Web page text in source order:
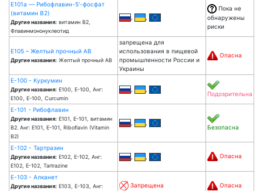
E101a — Рибофлавин-5'-фосфат
(витамин B2)
Другие названия: витамин B2,
Флавинмононуклеотид
Пока не
обнаружены
риски
E105 – Желтый прочный AB
Другие названия: Желтый прочный АВ
запрещена для
использования в пищевой
промышленности России и
Украины
Опасна
Е-100 - Куркумин
Другие названия: Е100, Е-100, Анг:
E100, E-100, Curcumin
Подозрительна
Е-101 - Рибофлавин
Другие названия: Е101, Е-101, витамин
В2. Анг: E101, E-101, Riboflavin (Vitamin
B2)
Безопасна
Е-102 - Тартразин
Другие названия: Е102, Е-102, Анг:
E102, E-102, Tartrazine
Опасна
Е-103 - Алканет
Другие названия: Е103, Е-103, Анг:
Запрещена Опасна